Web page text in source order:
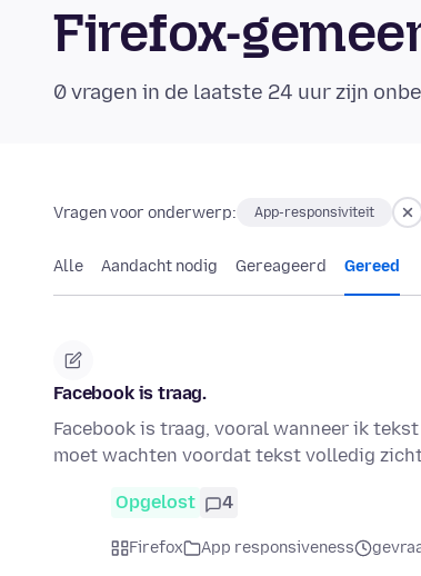
Firefox-
0 vragen in de laatste 24 uur zijn
Vragen voor onderwerp: App-responsiviteit
Alle Aandacht nodig Gereageerd Gereed
Facebook is traag.
Facebook is traag, vooral wanneer ik
moet wachten voordat tekst volledig
Opgelost 4
Firefox App responsiveness